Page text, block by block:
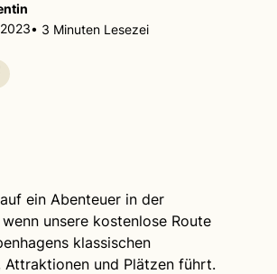
• 3 Minuten Lesezei
ein Abenteuer in der
unsere kostenlose Route
klassischen
Attraktionen und Plätzen führt.